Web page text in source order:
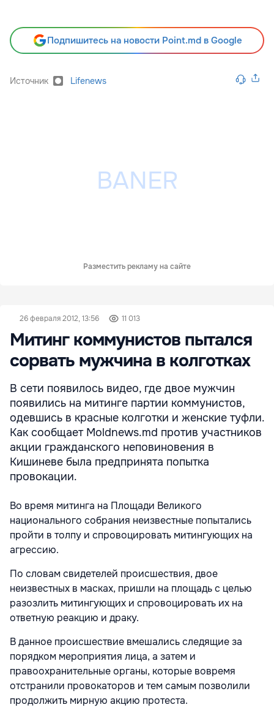
Подпишитесь на новости Point.md в Google
Источник Lifenews
Разместить рекламу на сайте
26 февраля 2012, 13:56 11 013
Митинг коммунистов пытался
сорвать мужчина в колготках
В сети появилось видео, где двое мужчин
появились на митинге партии коммунистов,
одевшись в красные колготки и женские туфли.
Как сообщает Moldnews.md против участников
акции гражданского неповиновения в
Кишиневе была предпринята попытка
провокации.
Во время митинга на Площади Великого
национального собрания неизвестные попытались
пройти в толпу и спровоцировать митингующих на
агрессию.
По словам свидетелей происшествия, двое
неизвестных в масках, пришли на площадь с целью
разозлить митингующих и спровоцировать их на
ответную реакцию и драку.
В данное происшествие вмешались следящие за
порядком мероприятия лица, а затем и
правоохранительные органы, которые вовремя
отстранили провокаторов и тем самым позволили
продолжить мирную акцию протеста.